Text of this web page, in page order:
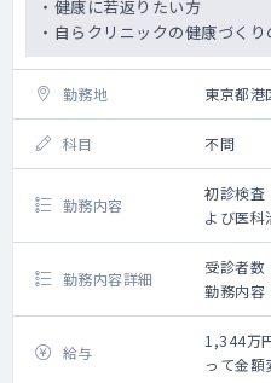
・健康に若返
・自らクリニックの健康づく
勤務地 東京都港
科目 不問
勤務内容
初診検査
よび医科
勤務内容詳細
受診者
勤務内容
皮膚科、
問診業務
（研修
給与
1,344万
って金額